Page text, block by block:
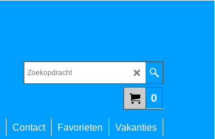
0
Contact Favorieten Vakanties